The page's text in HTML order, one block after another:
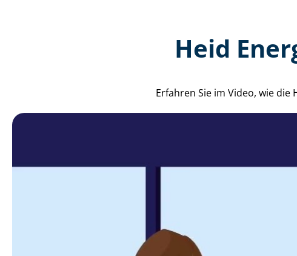
Heid
Erfahren Sie im Video, wie